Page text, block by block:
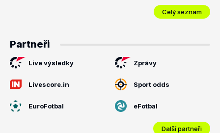
Celý seznam
Partneři
Live výsledky Zprávy
Livescore.in Sport odds
EuroFotbal eFotbal
Další partneři